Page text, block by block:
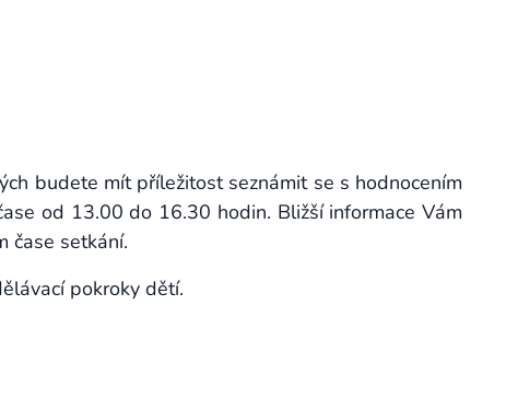
budete mít příležitost seznámit se s hodnocením
od 13.00 do 16.30 hodin. Bližší informace Vám
čase setkání.
pokroky dětí.